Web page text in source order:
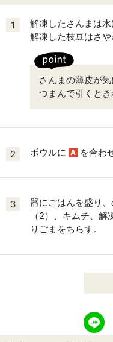
1
解凍したさんまは水
解凍した枝豆はさや
さんまの薄皮が
つまんで引くとき
2 ボウルに A を合わ
3
器にごはんを盛り、
（2）、キムチ、
りごまをちらす。